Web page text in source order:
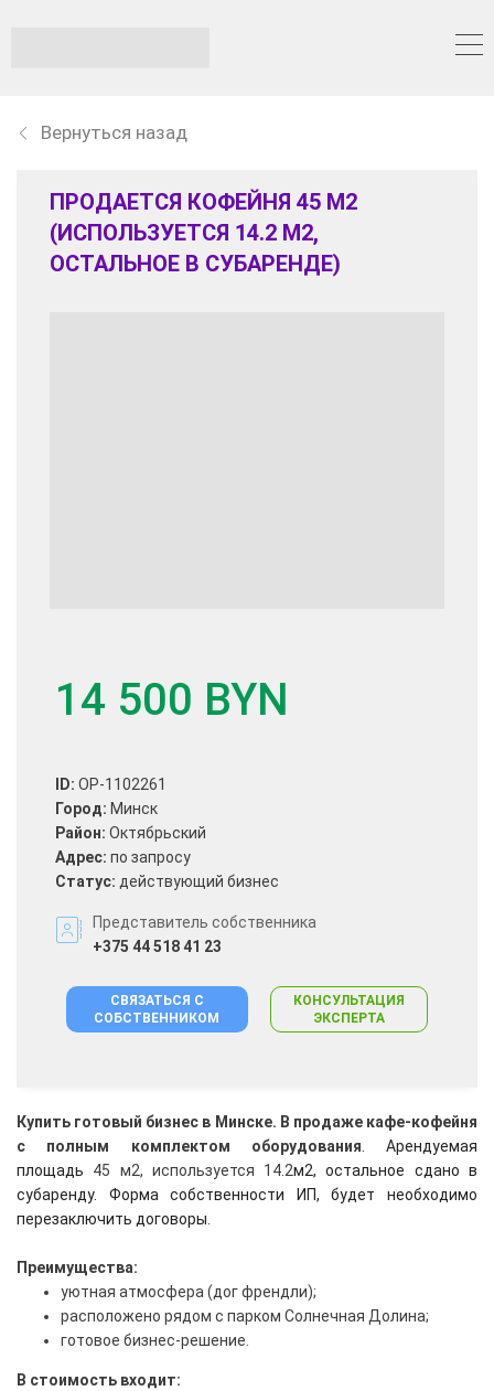
Вернуться назад
ПРОДАЕТСЯ КОФЕЙНЯ 45 М2
(ИСПОЛЬЗУЕТСЯ 14.2 М2,
ОСТАЛЬНОЕ В СУБАРЕНДЕ)
14 500 BYN
ID: OP-1102261
Город: Минск
Район: Октябрьский
Адрес: по запросу
Статус: действующий бизнес
Представитель собственника
+375 44 518 41 23
СВЯЗАТЬСЯ С
СОБСТВЕННИКОМ
КОНСУЛЬТАЦИЯ
ЭКСПЕРТА
Купить готовый бизнес в Минске. В продаже кафе-кофейня
с полным комплектом оборудования . Арендуемая
площадь 45 м2, используется 14.2м2, остальное сдано в
субаренду. Форма собственности ИП, будет необходимо
перезаключить договоры.
Преимущества:
уютная атмосфера (дог френдли);
расположено рядом с парком Солнечная Долина;
готовое бизнес-решение.
В стоимость входит: